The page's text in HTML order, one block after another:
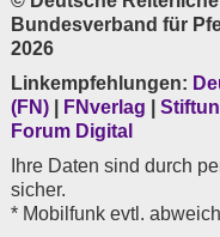
Bundesverband für
2026
Linkempfehlungen:
(FN)
FNverlag
Forum Digital
Ihre Daten sind durch
sicher.
* Mobilfunk evtl.